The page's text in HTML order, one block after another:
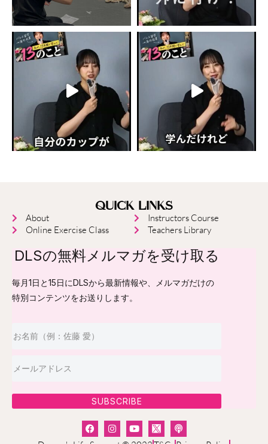
QUICK LINKS
About
Online Exercise Class
Instructors Course
Teachers Library
DLSの無料メルマガを受け取る
毎月1日と15日にDLSから最新情報や、メルマガだけの
特別コンテンツをお送りします。
SUBSCRIBE